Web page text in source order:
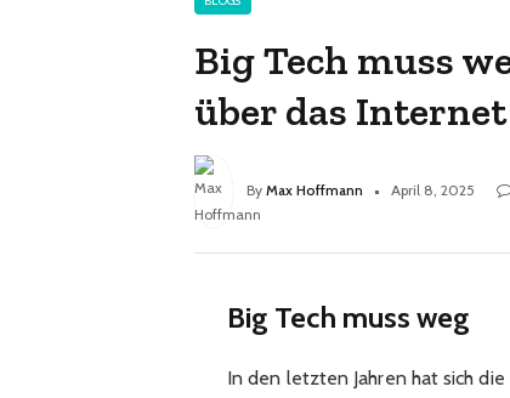
Big Tech muss
über das
By Max Hoffmann April 8, 2025
Big Tech muss weg
In den letzten Jahren hat sich